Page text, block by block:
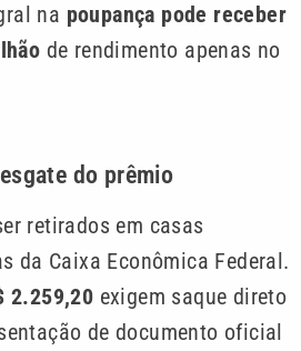
na poupança pode receber
de rendimento apenas no
do prêmio
retirados em casas
da Caixa Econômica Federal.
2.259,20 exigem saque direto
de documento oficial